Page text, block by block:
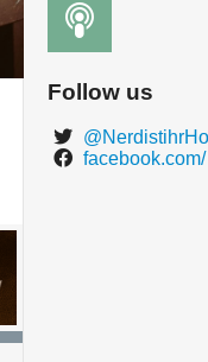
Follow us
facebook.com/